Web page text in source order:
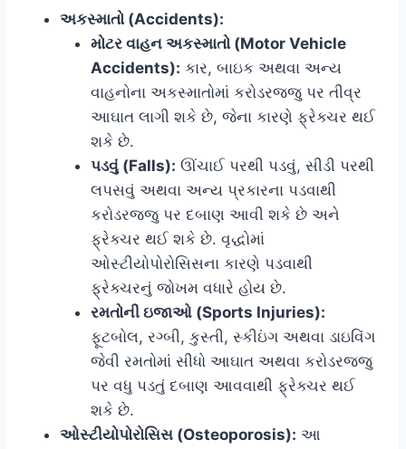
અકસ્માતો (Accidents):
મોટર વાહન અકસ્માતો (Motor Vehicle
Accidents): કાર, બાઇક અથવા અન્ય
વાહનોના અકસ્માતોમાં કરોડરજ્જુ પર તીવ્ર
આઘાત લાગી શકે છે, જેના કારણે ફ્રેક્ચર થઈ
શકે છે.
પડવું (Falls): ઊંચાઈ પરથી પડવું, સીડી પરથી
લપસવું અથવા અન્ય પ્રકારના પડવાથી
કરોડરજ્જુ પર દબાણ આવી શકે છે અને
ફ્રેક્ચર થઈ શકે છે. વૃદ્ધોમાં
ઓસ્ટીયોપોરોસિસના કારણે પડવાથી
ફ્રેક્ચરનું જોખમ વધારે હોય છે.
રમતોની ઇજાઓ (Sports Injuries):
ફૂટબોલ, રગ્બી, કુસ્તી, સ્કીઇંગ અથવા ડાઇવિંગ
જેવી રમતોમાં સીધો આઘાત અથવા કરોડરજ્જુ
પર વધુ પડતું દબાણ આવવાથી ફ્રેક્ચર થઈ
શકે છે.
ઓસ્ટીયોપોરોસિસ (Osteoporosis): આ